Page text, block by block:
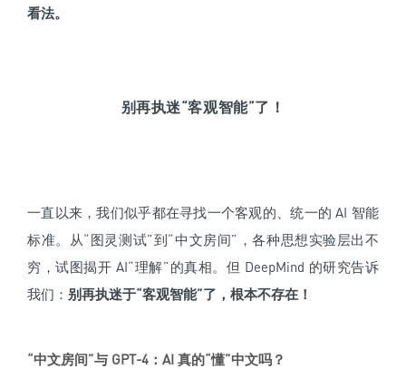
看法。
别再执迷“客观智能”了！
一直以来，我们似乎都在寻找一个客观的、统一的 AI 智能
标准。从“图灵测试”到“中文房间”，各种思想实验层出不
穷，试图揭开 AI“理解”的真相。但 DeepMind 的研究告诉
我们： 别再执迷于“客观智能”了，根本不存在！
“中文房间”与 GPT-4：AI 真的“懂”中文吗？